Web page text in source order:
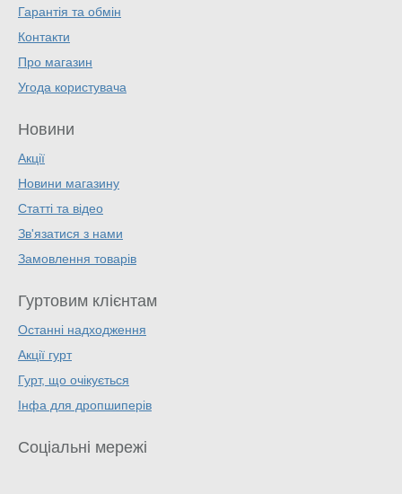
Гарантія та обмін
Контакти
Про магазин
Угода користувача
Новини
Акції
Новини магазину
Статті та відео
Зв'язатися з нами
Замовлення товарів
Гуртовим клієнтам
Останні надходження
Акції гурт
Гурт, що очікується
Інфа для дропшиперів
Соціальні мережі